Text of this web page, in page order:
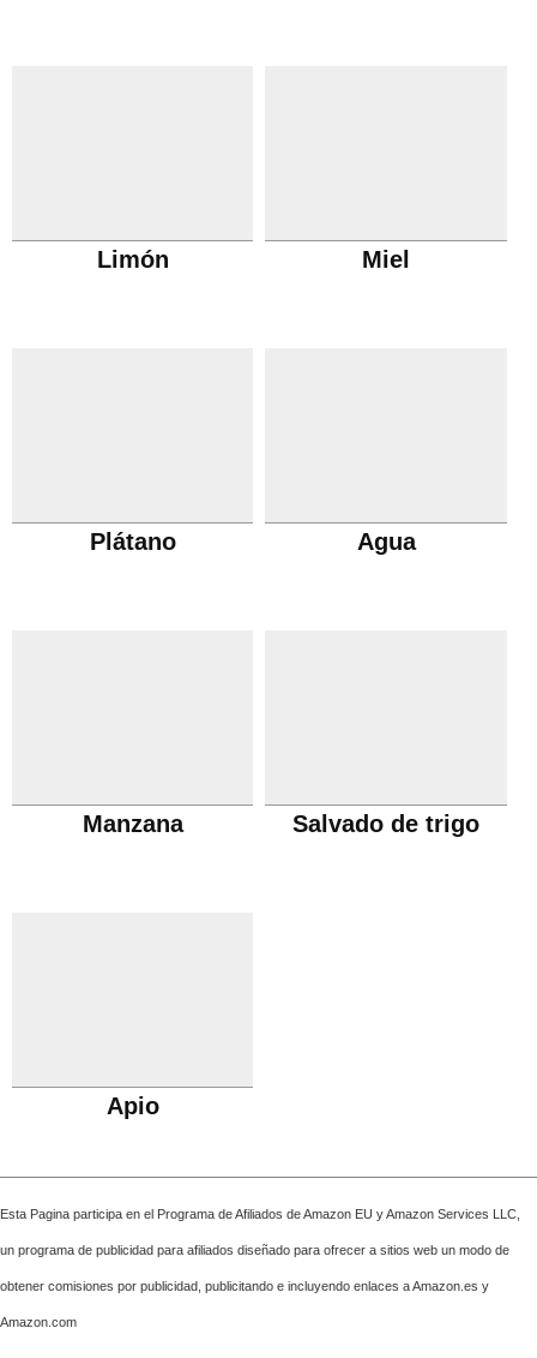
Limón Miel
Plátano Agua
Manzana Salvado de trigo
Apio
Esta Pagina participa en el Programa de Afiliados de Amazon EU y Amazon Services LLC,
un programa de publicidad para afiliados diseñado para ofrecer a sitios web un modo de
obtener comisiones por publicidad, publicitando e incluyendo enlaces a Amazon.es y
Amazon.com